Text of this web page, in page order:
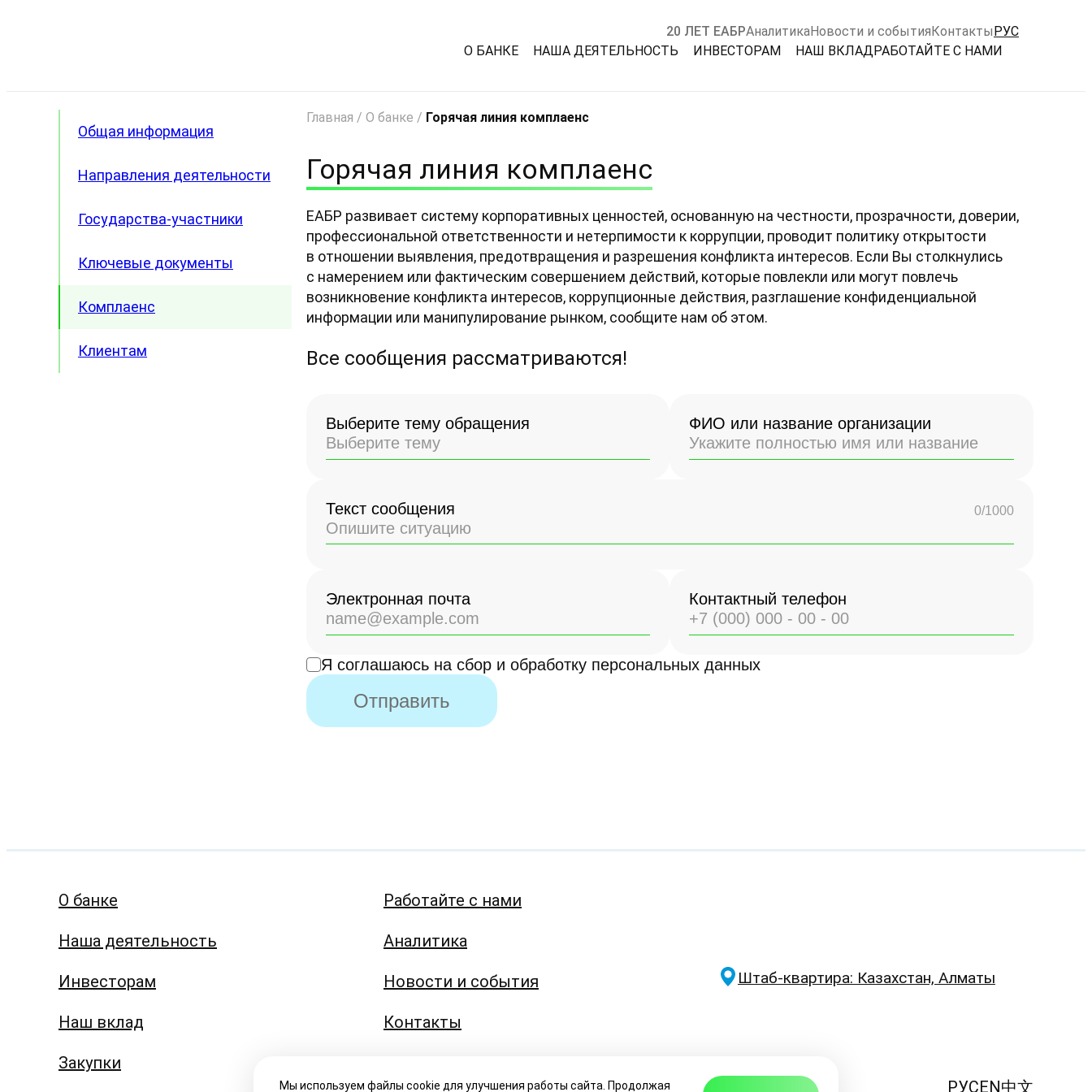
20 ЛЕТ ЕАБРАналитикаНовости и событияКонтактыРУС
О БАНКЕ
НАША ДЕЯТЕЛЬНОСТЬ ИНВЕСТОРАМ НАШ ВКЛАДРАБОТАЙТЕ С НАМИ
Общая информация
Направления деятельности
Государства-участники
Армения
Беларусь
Казахстан
Ключевые документы
Комплаенс
Клиентам
Главная / О банке / Горячая линия комплаенс
Горячая линия комплаенс
ЕАБР развивает систему корпоративных ценностей, основанную на честности, прозрачности, доверии,
профессиональной ответственности и нетерпимости к коррупции, проводит политику открытости
в отношении выявления, предотвращения и разрешения конфликта интересов. Если Вы столкнулись
с намерением или фактическим совершением действий, которые повлекли или могут повлечь
возникновение конфликта интересов, коррупционные действия, разглашение конфиденциальной
информации или манипулирование рынком, сообщите нам об этом.
Все сообщения рассматриваются!
Выберите тему обращения
Выберите тему
ФИО или название организации
Текст сообщения 0/1000
Электронная почта Контактный телефон
Я соглашаюсь на сбор и обработку персональных данных
Отправить
О банке
Наша деятельность
Инвесторам
Наш вклад
Закупки
Работайте с нами
Аналитика
Новости и события
Контакты
Штаб-квартира: Казахстан, Алматы
info@eabr.org РУСEN中文
Мы используем файлы cookie для улучшения работы сайта. Продолжая